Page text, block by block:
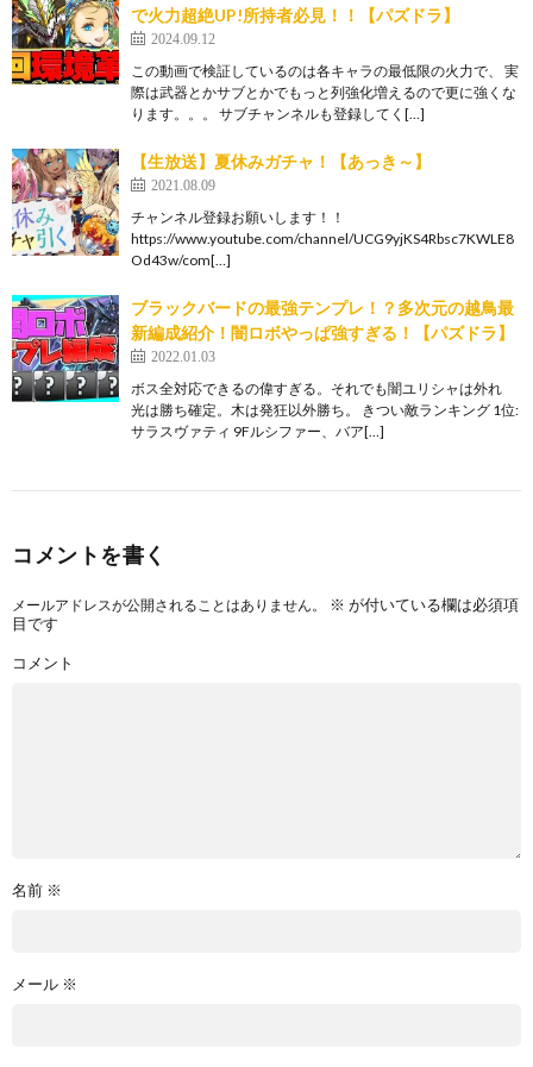
で火力超絶UP!所持者必見！！【パズドラ】
2024.09.12
この動画で検証しているのは各キャラの最低限の火力で、 実
際は武器とかサブとかでもっと列強化増えるので更に強くな
ります。。。 サブチャンネルも登録してく[…]
【生放送】夏休みガチャ！【あっき～】
2021.08.09
チャンネル登録お願いします！！
https://www.youtube.com/channel/UCG9yjKS4Rbsc7KWLE8
Od43w/com[…]
ブラックバードの最強テンプレ！？多次元の越鳥最
新編成紹介！闇ロボやっぱ強すぎる！【パズドラ】
2022.01.03
ボス全対応できるの偉すぎる。それでも闇ユリシャは外れ
光は勝ち確定。木は発狂以外勝ち。 きつい敵ランキング 1位:
サラスヴァティ 9Fルシファー、バア[…]
コメントを書く
メールアドレスが公開されることはありません。 ※ が付いている欄は必須項
目です
コメント
名前 ※
メール ※